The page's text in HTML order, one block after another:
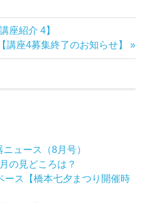
座紹介 4】
講座4募集終了のお知らせ】
ュース（8月号）
の見どころは？
ース【橋本七夕まつり開催時